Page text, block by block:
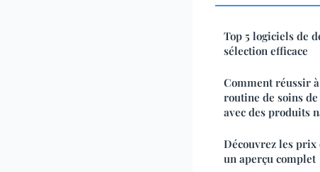
Top 5 logiciels de
sélection efficace
Comment réussir
routine de soins
avec des produits
Découvrez les prix
un aperçu complet